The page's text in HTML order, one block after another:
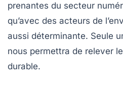
prenantes du secteur
qu’avec des acteurs de
aussi déterminante. Seule
nous permettra de relever
durable.